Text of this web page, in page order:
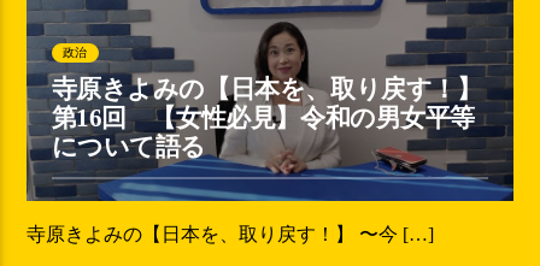
政治
寺原きよみの【日本を、取り戻す！】
第16回 【女性必見】令和の男女平等
について語る
寺原きよみの【日本を、取り戻す！】 〜今 […]